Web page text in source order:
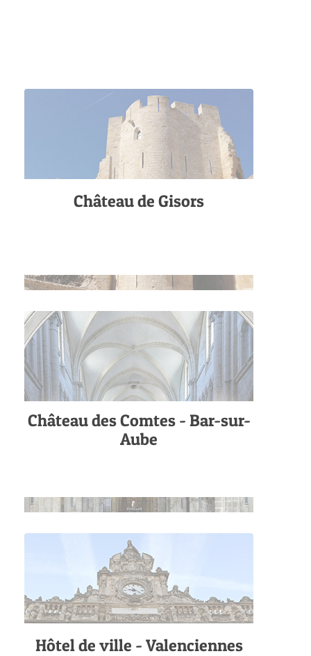
Château de Gisors
Château des Comtes - Bar-sur-
Aube
Hôtel de ville - Valenciennes